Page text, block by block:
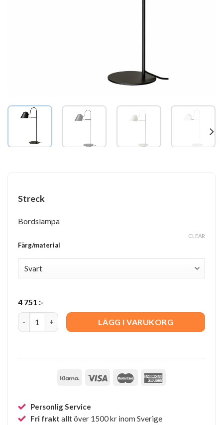
Streck
Bordslampa
Färg/material
CLEAR
4 751 :-
Streck quantity LÄGG I VARUKORG
Personlig Service
Fri frakt allt över 1500 kr inom Sverige